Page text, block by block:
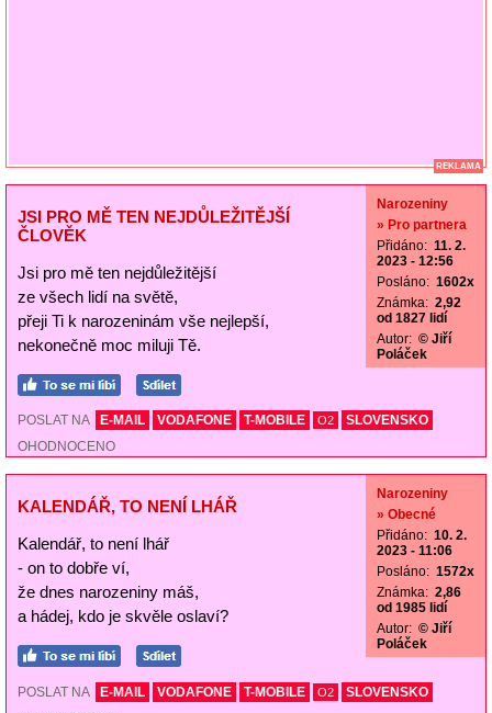
REKLAMA
JSI PRO MĚ TEN NEJDŮLEŽITĚJŠÍ
ČLOVĚK
Jsi pro mě ten nejdůležitější
ze všech lidí na světě,
přeji Ti k narozeninám vše nejlepší,
nekonečně moc miluji Tě.
Narozeniny
» Pro partnera
Přidáno: 11. 2.
2023 - 12:56
Posláno: 1602x
Známka: 2,92
od 1827 lidí
Autor: © Jiří
Poláček
POSLAT NA E-MAIL VODAFONE T-MOBILE O2
SLOVENSKO
OHODNOCENO
KALENDÁŘ, TO NENÍ LHÁŘ
Kalendář, to není lhář
- on to dobře ví,
že dnes narozeniny máš,
a hádej, kdo je skvěle oslaví?
Narozeniny
» Obecné
Přidáno: 10. 2.
2023 - 11:06
Posláno: 1572x
Známka: 2,86
od 1985 lidí
Autor: © Jiří
Poláček
POSLAT NA E-MAIL VODAFONE T-MOBILE O2
SLOVENSKO